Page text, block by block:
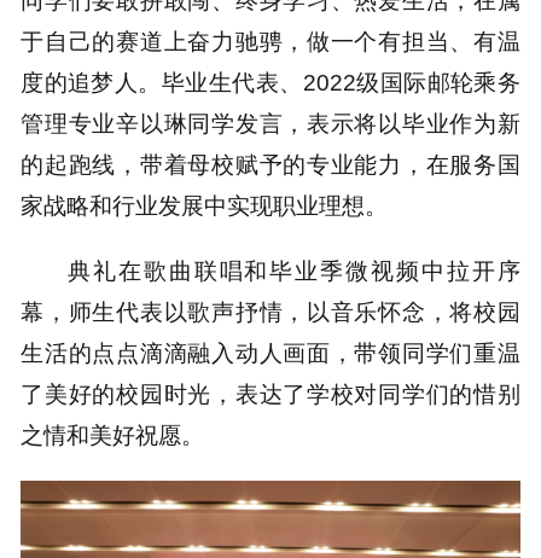
于自己的赛道上奋力驰骋，做一个有担当、有温
度的追梦人。毕业生代表、2022级国际邮轮乘务
管理专业辛以琳同学发言，表示将以毕业作为新
的起跑线，带着母校赋予的专业能力，在服务国
家战略和行业发展中实现职业理想。
典礼在歌曲联唱和毕业季微视频中拉开序
幕，师生代表以歌声抒情，以音乐怀念，将校园
生活的点点滴滴融入动人画面，带领同学们重温
了美好的校园时光，表达了学校对同学们的惜别
之情和美好祝愿。